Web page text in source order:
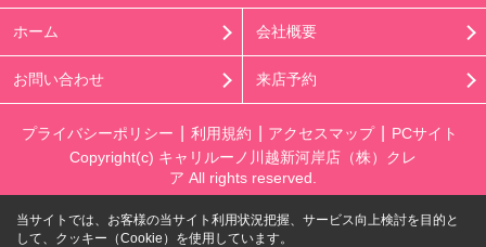
ホーム 会社概要
お問い合わせ 来店予約
プライバシーポリシー 利用規約 アクセスマップ
PCサイト
Copyright(c) キャリルーノ川越新河岸店（株）クレ
ア All rights reserved.
当サイトでは、お客様の当サイト利用状況把握、サービス向上検討を目的と
して、クッキー（Cookie）を使用しています。